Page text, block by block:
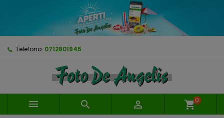
Telefono: 0712801945
   shopping_cart0